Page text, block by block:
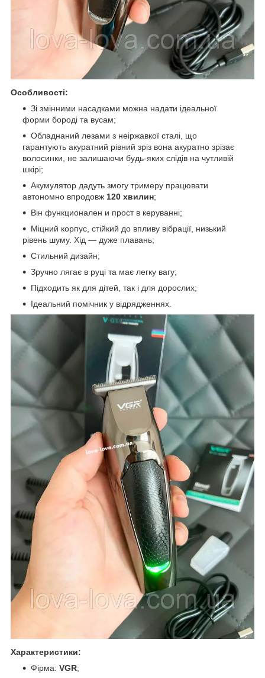
Особливості:
Зі змінними насадками можна надати ідеальної
форми бороді та вусам;
Обладнаний лезами з неіржавкої сталі, що
гарантують акуратний рівний зріз вона акуратно зрізає
волосинки, не залишаючи будь-яких слідів на чутливій
шкірі;
Акумулятор дадуть змогу тримеру працювати
автономно впродовж 120 хвилин;
Він функционален и прост в керуванні;
Міцний корпус, стійкий до впливу вібрації, низький
рівень шуму. Хід — дуже плавань;
Стильний дизайн;
Зручно лягає в руці та має легку вагу;
Підходить як для дітей, так і для дорослих;
Ідеальний помічник у відрядженнях.
Характеристики:
Фірма: VGR;